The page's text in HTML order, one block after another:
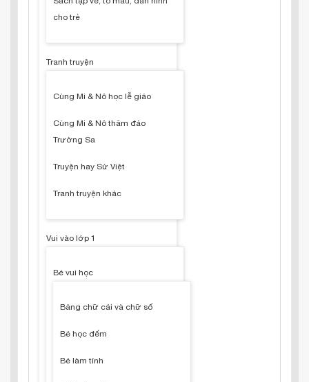
cho trẻ
Tranh truyện
Cùng Mi & Nô học lễ giáo
Cùng Mi & Nô thăm đảo
Trường Sa
Truyện hay Sử Việt
Tranh truyện khác
Vui vào lớp 1
Bé vui học
Bảng chữ cái và chữ số
Bé học đếm
Bé làm tính